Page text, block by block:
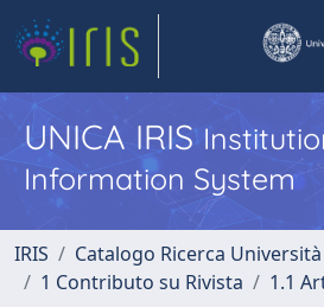
UNICA IRIS
Information System
IRIS
Catalogo Ricerca
1 Contributo su Rivista
1.1